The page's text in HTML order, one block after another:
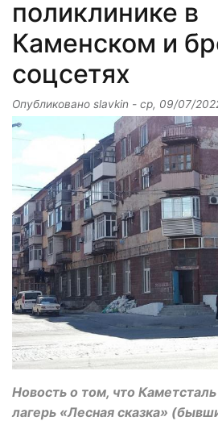
поликлинике в
Каменском и
соцсетях
Опубликовано slavkin - ср, 09/07/
Новость о том, что
лагерь «Лесная сказка»